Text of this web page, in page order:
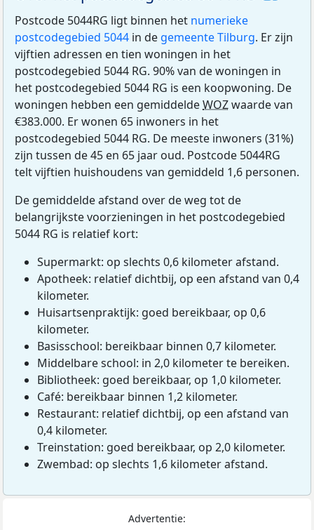
Postcode 5044RG ligt binnen het numerieke
postcodegebied 5044 in de gemeente Tilburg. Er zijn
vijftien adressen en tien woningen in het
postcodegebied 5044 RG. 90% van de woningen in
het postcodegebied 5044 RG is een koopwoning. De
woningen hebben een gemiddeldeWOZwaarde van
€383.000. Er wonen 65 inwoners in het
postcodegebied 5044 RG. De meeste inwoners (31%)
zijn tussen de 45 en 65 jaar oud. Postcode 5044RG
telt vijftien huishoudens van gemiddeld 1,6 personen.
De gemiddelde afstand over de weg tot de
belangrijkste voorzieningen in het postcodegebied
5044 RG is relatief kort:
Supermarkt: op slechts 0,6 kilometer afstand.
Apotheek: relatief dichtbij, op een afstand van 0,4
kilometer.
Huisartsenpraktijk: goed bereikbaar, op 0,6
kilometer.
Basisschool: bereikbaar binnen 0,7 kilometer.
Middelbare school: in 2,0 kilometer te bereiken.
Bibliotheek: goed bereikbaar, op 1,0 kilometer.
Café: bereikbaar binnen 1,2 kilometer.
Restaurant: relatief dichtbij, op een afstand van
0,4 kilometer.
Treinstation: goed bereikbaar, op 2,0 kilometer.
Zwembad: op slechts 1,6 kilometer afstand.
Advertentie: